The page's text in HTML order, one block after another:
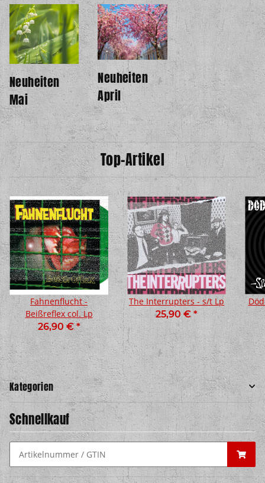
Neuheiten
Mai
Neuheiten
April
Top-Artikel
Fahnenflucht -
Beißreflex col. Lp
26,90 €*
The Interrupters - s/t Lp
25,90 € *
Kategorien
Schnellkauf